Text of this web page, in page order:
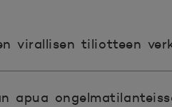
virallisen tiliotteen
apua